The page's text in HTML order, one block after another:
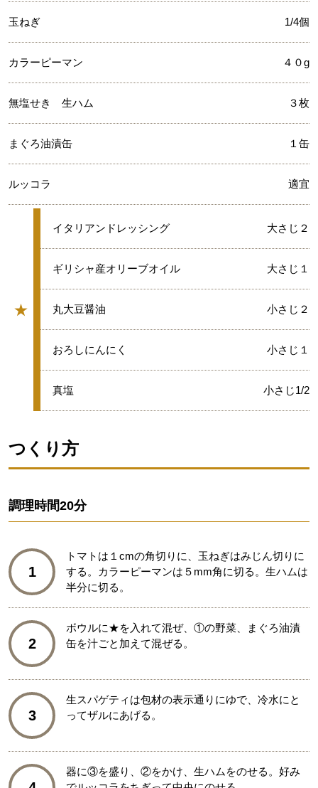
玉ねぎ 1/4個
カラーピーマン ４０g
無塩せき 生ハム ３枚
まぐろ油漬缶 １缶
ルッコラ 適宜
★
グループ
★
イタリアンドレッシング 大さじ２
★
ギリシャ産オリーブオイル 大さじ１
★
丸大豆醤油 小さじ２
★
おろしにんにく 小さじ１
★
真塩 小さじ1/2
つくり方
調理時間20分
1
トマトは１cmの角切りに、玉ねぎはみじん切りに
する。カラーピーマンは５mm角に切る。生ハムは
半分に切る。
2
ボウルに★を入れて混ぜ、①の野菜、まぐろ油漬
缶を汁ごと加えて混ぜる。
3
生スパゲティは包材の表示通りにゆで、冷水にと
ってザルにあげる。
器に③を盛り、②をかけ、生ハムをのせる。好み